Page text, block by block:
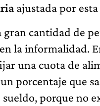
ajustada por
gran cantidad de
la informalidad.
una cuota de
porcentaje que
porque no